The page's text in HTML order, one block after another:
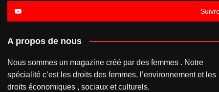
A propos de nous
Nous sommes un magazine créé par des femmes . Notre
spécialité c’est les droits des femmes, l’environnement et les
droits économiques , sociaux et culturels.